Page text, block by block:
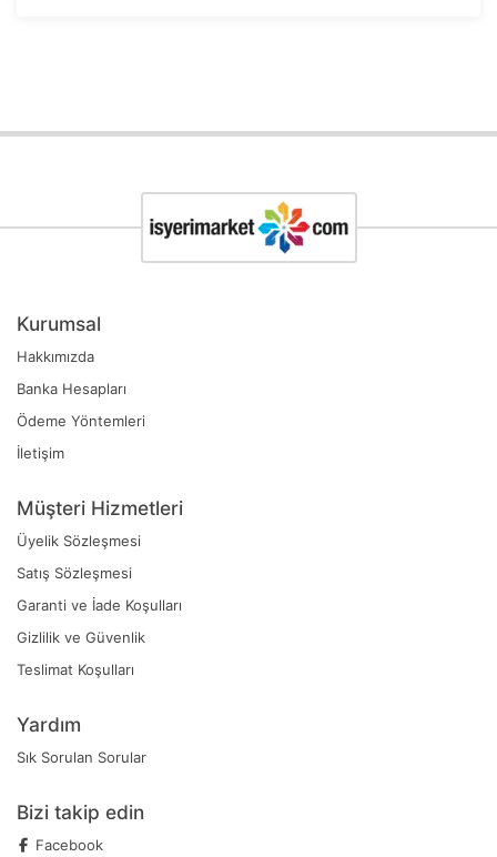
Kurumsal
Hakkımızda
Banka Hesapları
Ödeme Yöntemleri
İletişim
Müşteri Hizmetleri
Üyelik Sözleşmesi
Satış Sözleşmesi
Garanti ve İade Koşulları
Gizlilik ve Güvenlik
Teslimat Koşulları
Yardım
Sık Sorulan Sorular
Bizi takip edin
Facebook